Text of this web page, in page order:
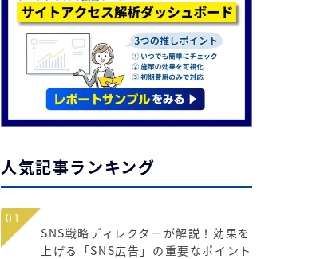
人気記事ランキング
01
SNS戦略ディレクターが解説！効果を
上げる「SNS広告」の重要なポイント